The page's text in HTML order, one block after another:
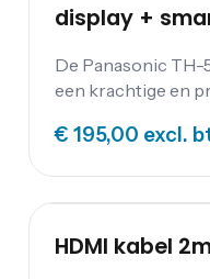
display +
De Panasonic TH-
een krachtige en
inch 4K Ultra HD
combinatie van
€ 195,00 excl.
HDMI kabel